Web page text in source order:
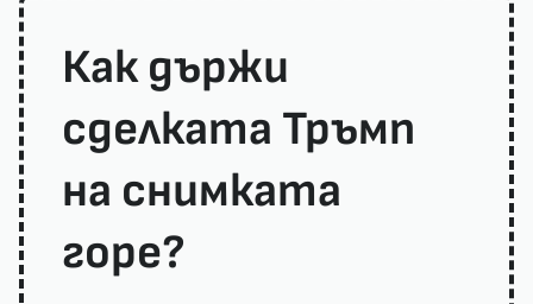
Как държи
сделката Тръмп
на снимката
горе?